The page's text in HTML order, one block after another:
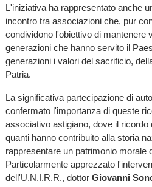
L'iniziativa ha rappresentato anche
incontro tra associazioni che, pur
condividono l'obiettivo di mantenere
generazioni che hanno servito il
generazioni i valori del sacrificio,
Patria.
La significativa partecipazione di
confermato l'importanza di queste
associativo astigiano, dove il ricordo
quanti hanno contribuito alla storia
rappresentare un patrimonio morale
Particolarmente apprezzato
dell'U.N.I.R.R., dottor Giovanni